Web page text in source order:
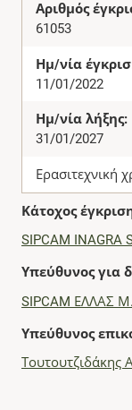
Αριθμός
61053
Ημ/νία
11/01/2022
Ημ/νία λήξης:
31/01/2027
Ερασιτεχνική
Κάτοχος
SIPCAM INAGRA
Υπεύθυνος για
SIPCAM ΕΛΛΑΣ
Υπεύθυνος
Τουτουτζιδάκης